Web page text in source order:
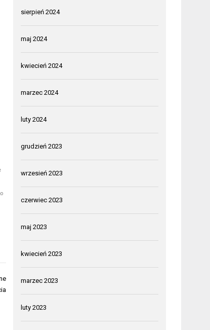
sierpień 2024
maj 2024
kwiecień 2024
marzec 2024
luty 2024
grudzień 2023
wrzesień 2023
czerwiec 2023
maj 2023
kwiecień 2023
marzec 2023
luty 2023